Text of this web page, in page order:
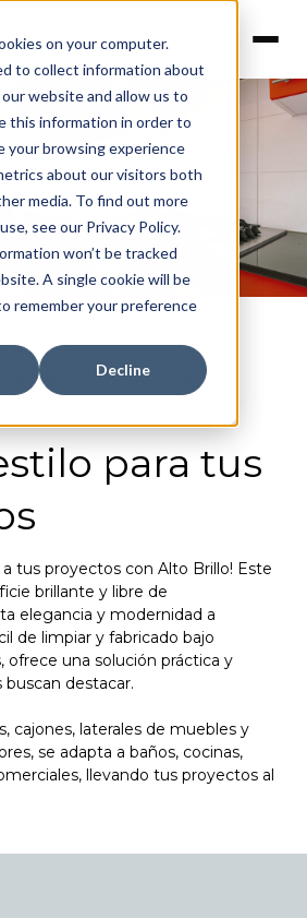
on your computer.
to collect information about
website and allow us to
this information in order to
your browsing experience
about our visitors both
media. To find out more
see our Privacy Policy.
won’t be tracked
A single cookie will be
remember your preference
Decline
Categorias>Alto Brillo
para tus
tus proyectos con Alto Brillo! Este
brillante y libre de
elegancia y modernidad a
de limpiar y fabricado bajo
ofrece una solución práctica y
destacar.
cajones, laterales de muebles y
se adapta a baños, cocinas,
llevando tus proyectos al